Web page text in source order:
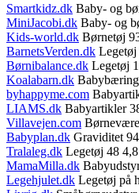
Smartkidz.dk Baby- og
MiniJacobi.dk Baby- og
Kids-world.dk Børnetøj
BarnetsVerden.dk
Børnibalance.dk Legetøj
Koalabarn.dk
byhappyme.com
LIAMS.dk Babyartikler
Villavejen.com
Babyplan.dk Graviditet
Tralaleg.dk Legetøj 48 4,8
MamaMilla.dk
Legehjulet.dk Legetøj på